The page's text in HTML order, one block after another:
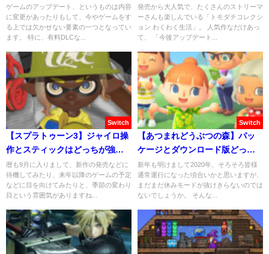
が配信される可能性は？
ゲームのアップデート、というものは内容
に変更があったりもして、今やゲームをす
る上では欠かせない要素の一つとなってい
ます。 特に、有料DLCな...
想！
発売から大人気で、たくさんのストリーマ
ーさんも楽しんでいる「トモダチコレクシ
ョン わくわく生活」。 人気作なだけあっ
て、 「今後アップデート...
Switch
【スプラトゥーン3】ジャイロ操
作とスティックはどっちが強
い？
暦も9月に入りまして、新作の発売などに
待機してみたり、来年以降のゲームの予定
などに目を向けてみたりと、季節の変わり
目という雰囲気がありますね...
Switch
【あつまれどうぶつの森】パッ
ケージとダウンロード版どっち
がおすすめ？
新年も明けまして2020年、そろそろ皆様
通常運行になった頃合いかと思いますが、
まだまだ休みモードが抜けきらないのでは
ないでしょうか。 そんな...